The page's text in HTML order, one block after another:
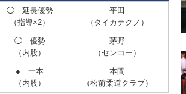
◯延長優勢
（指導×2）
平田
（タイカテクノ）
◯優勢
（内股）
茅野
（センコー）
● 一本
（内股）
本間
（松前柔道クラブ）